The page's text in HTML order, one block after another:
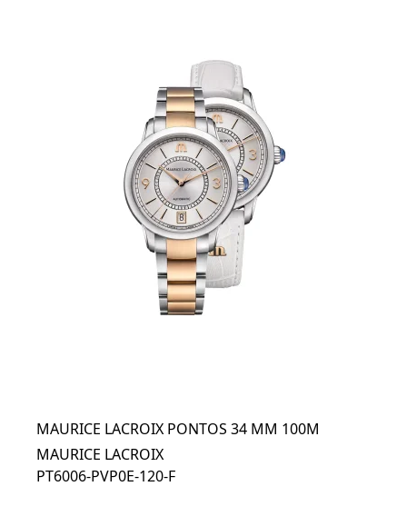
MAURICE LACROIX PONTOS 34 MM 100M
MAURICE LACROIX
PT6006-PVP0E-120-F